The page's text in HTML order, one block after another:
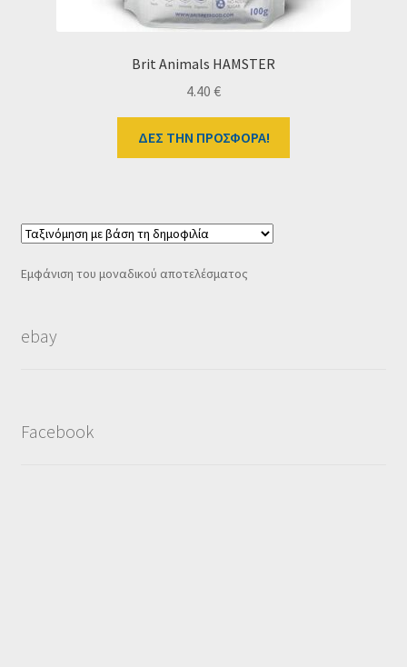
Brit Animals HAMSTER
4.40 €
ΔΕΣ ΤΗΝ ΠΡΟΣΦΟΡΑ!
Εμφάνιση του μοναδικού αποτελέσματος
ebay
Facebook